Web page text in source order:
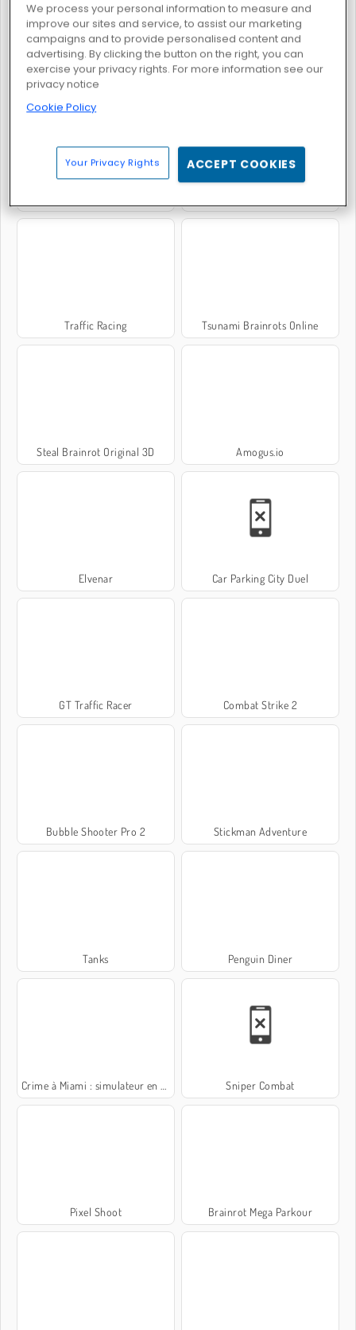
Slither.io Racing In City
Traffic Racing Tsunami Brainrots Online
Steal Brainrot Original 3D Amogus.io
Elvenar Car Parking City Duel
GT Traffic Racer Combat Strike 2
Bubble Shooter Pro 2 Stickman Adventure
Tanks Penguin Diner
Crime à Miami : simulateur en 3D Sniper Combat
Pixel Shoot Brainrot Mega Parkour
We process your personal information to measure and
improve our sites and service, to assist our marketing
campaigns and to provide personalised content and
advertising. By clicking the button on the right, you can
exercise your privacy rights. For more information see our
privacy notice
Cookie Policy
Your Privacy Rights ACCEPT COOKIES